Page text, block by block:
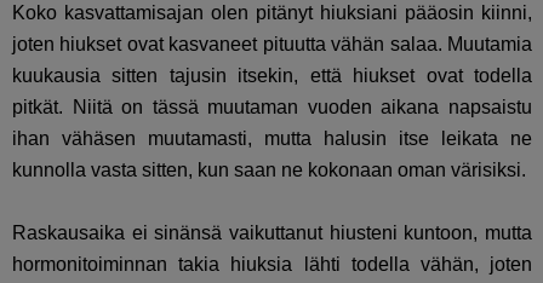
Koko kasvattamisajan olen pitänyt hiuksiani pääosin kiinni,
joten hiukset ovat kasvaneet pituutta vähän salaa. Muutamia
kuukausia sitten tajusin itsekin, että hiukset ovat todella
pitkät. Niitä on tässä muutaman vuoden aikana napsaistu
ihan vähäsen muutamasti, mutta halusin itse leikata ne
kunnolla vasta sitten, kun saan ne kokonaan oman värisiksi.
Raskausaika ei sinänsä vaikuttanut hiusteni kuntoon, mutta
hormonitoiminnan takia hiuksia lähti todella vähän, joten